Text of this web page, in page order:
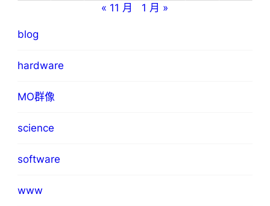
« 11 月
1 月 »
blog
hardware
MO群像
science
software
www